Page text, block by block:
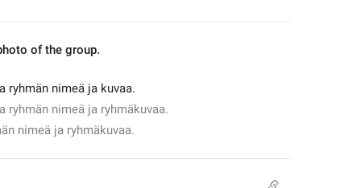
of the group.
ryhmän nimeä ja kuvaa.
nimeä ja ryhmäkuvaa.
nimeä ja ryhmäkuvaa.